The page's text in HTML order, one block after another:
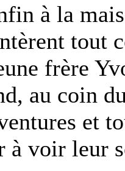
à la
tout
frère
au coin
et
à voir leur